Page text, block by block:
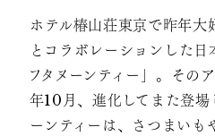
ホテル椿山荘東京で昨年大
とコラボレーションした
フタヌーンティー」。その
年10月、進化してまた登場
ーンティーは、さつまいも